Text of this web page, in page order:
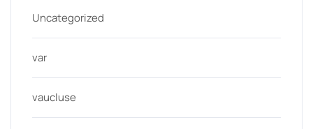
Uncategorized
var
vaucluse